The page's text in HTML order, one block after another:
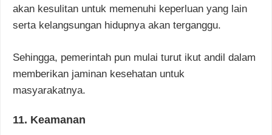
akan kesulitan untuk memenuhi keperluan yang lain
serta kelangsungan hidupnya akan terganggu.
Sehingga, pemerintah pun mulai turut ikut andil dalam
memberikan jaminan kesehatan untuk
masyarakatnya.
11. Keamanan